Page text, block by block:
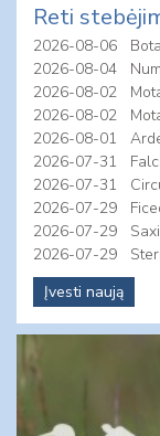
Reti
2026-08-06
2026-08-04
2026-08-02
2026-08-02
2026-08-01
2026-07-31
2026-07-31
2026-07-29
2026-07-29
2026-07-29
Įvesti naują